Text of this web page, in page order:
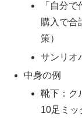
「自分
購入で合
策）
サンリオ
中身の例
靴下：ク
10足ミッ